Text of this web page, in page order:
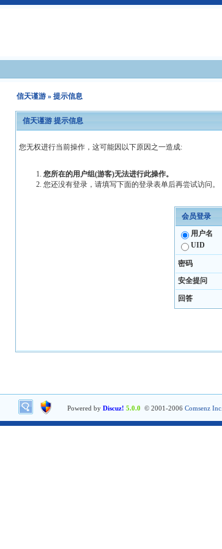
信天谨游» 提示信息
信天谨游 提示信息
您无权进行当前操作，这可能因以下原因之一造成:
您所在的用户组(游客)无法进行此操作。
您还没有登录，请填写下面的登录表单后再尝试访问。
会员登录
用户名
UID
密码
安全提问
回答
Powered by Discuz! 5.0.0 © 2001-2006 Comsenz Inc.